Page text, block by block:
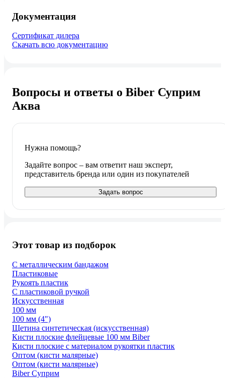
Документация
Сертификат дилера
Скачать всю документацию
Вопросы и ответы о Biber Суприм
Аква
Нужна помощь?
Задайте вопрос – вам ответит наш эксперт,
представитель бренда или один из покупателей
Задать вопрос
Этот товар из подборок
С металлическим бандажом
Пластиковые
Рукоять пластик
С пластиковой ручкой
Искусственная
100 мм
100 мм (4")
Щетина синтетическая (искусственная)
Кисти плоские флейцевые 100 мм Biber
Кисти плоские с материалом рукоятки пластик
Оптом (кисти малярные)
Оптом (кисти малярные)
Biber Суприм